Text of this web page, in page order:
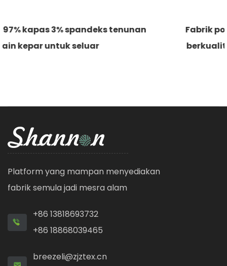
Fabrik poliester 76% modal 24% lembut
berkualiti tinggi untuk pakaian santai
Platform yang mampan menyediakan
fabrik semula jadi mesra alam
+86 13818693732
+86 18868039465
breezeli@zjztex.cn